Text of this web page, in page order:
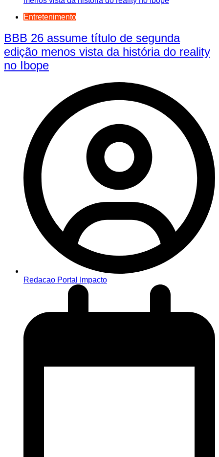
Entretenimento
BBB 26 assume título de segunda
edição menos vista da história do reality
no Ibope
Redacao Portal Impacto